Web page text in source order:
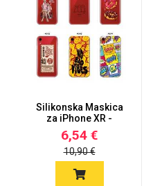
Silikonska Maskica
za iPhone XR -
Šareni motiv...
6,54 €
10,90 €
Za nju
Auto - Moto motivi